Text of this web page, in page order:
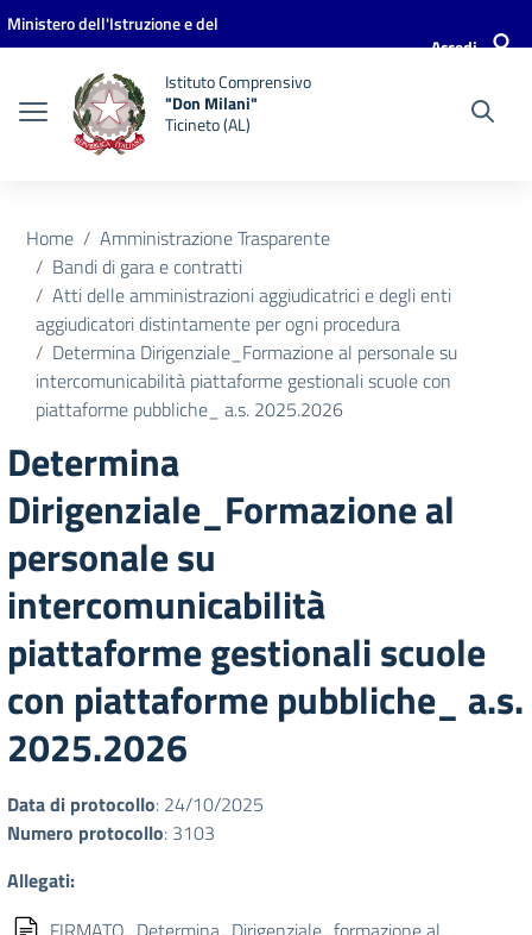
Vai ai contenuti
Vai al menu di navigazione
Vai al footer
Ministero dell'Istruzione e del
Accedi
Istituto Comprensivo
"Don Milani"
Ticineto (AL)
Home
Amministrazione Trasparente
Bandi di gara e contratti
Atti delle amministrazioni aggiudicatrici e degli enti
aggiudicatori distintamente per ogni procedura
Determina Dirigenziale_Formazione al personale su
intercomunicabilità piattaforme gestionali scuole con
piattaforme pubbliche_ a.s. 2025.2026
Determina
Dirigenziale_Formazione al
personale su
intercomunicabilità
piattaforme gestionali scuole
con piattaforme pubbliche_ a.s.
2025.2026
Data di protocollo: 24/10/2025
Numero protocollo: 3103
Allegati: